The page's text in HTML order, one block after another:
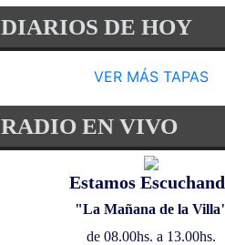
DIARIOS DE HOY
VER MÁS TAPAS
RADIO EN VIVO
Estamos
"La Mañana de la
de 08.00hs. a 13.00hs.